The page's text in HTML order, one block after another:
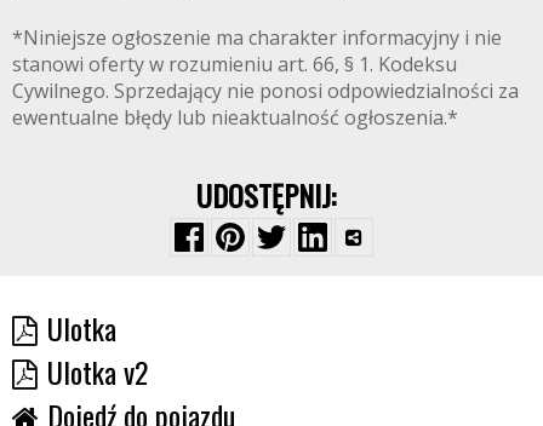
*Niniejsze ogłoszenie ma charakter informacyjny i nie
stanowi oferty w rozumieniu art. 66, § 1. Kodeksu
Cywilnego. Sprzedający nie ponosi odpowiedzialności za
ewentualne błędy lub nieaktualność ogłoszenia.*
UDOSTĘPNIJ:
Ulotka
Ulotka v2
Dojedź do pojazdu